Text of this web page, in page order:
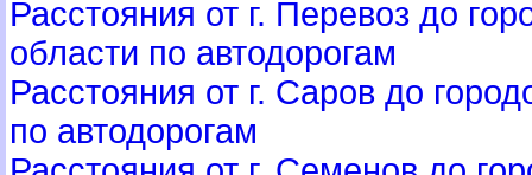
Расстояния от г. Перевоз до
области по автодорогам
Расстояния от г. Саров до
по автодорогам